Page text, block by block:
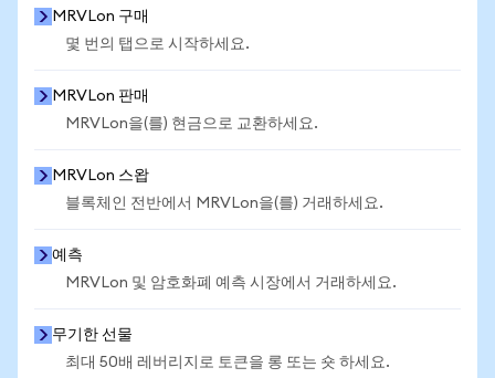
MRVLon 구매
몇 번의 탭으로 시작하세요.
MRVLon 판매
MRVLon을(를) 현금으로 교환하세요.
MRVLon 스왑
블록체인 전반에서 MRVLon을(를) 거래하세요.
예측
MRVLon 및 암호화폐 예측 시장에서 거래하세요.
무기한 선물
최대 50배 레버리지로 토큰을 롱 또는 숏 하세요.